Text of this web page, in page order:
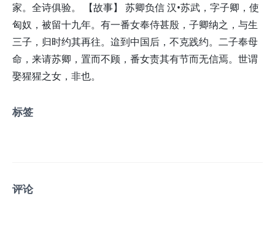
家。全诗俱验。 【故事】 苏卿负信 汉•苏武，字子卿，使
匈奴，被留十九年。有一番女奉侍甚殷，子卿纳之，与生
三子，归时约其再往。迨到中国后，不克践约。二子奉母
命，来请苏卿，置而不顾，番女责其有节而无信焉。世谓
娶猩猩之女，非也。
标签
评论